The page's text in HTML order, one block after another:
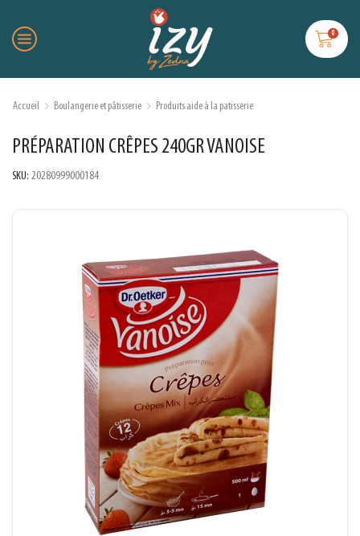
0
Accueil Boulangerie et pâtisserie Produits aide à la patisserie
PRÉPARATION CRÊPES 240GR VANOISE
SKU: 20280999000184